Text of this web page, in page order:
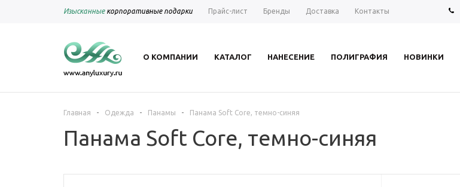
Изысканныекорпоративные подарки Прайс-лист Бренды Доставка Контакты
О КОМПАНИИ КАТАЛОГ НАНЕСЕНИЕ ПОЛИГРАФИЯ НОВИНКИ
Главная - Одежда - Панамы - Панама Soft Core, темно-синяя
Панама Soft Core, темно-синяя